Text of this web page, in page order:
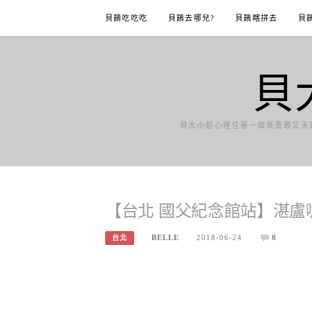
content
貝餚吃吃吃 貝餚去哪兒? 貝餚瞎拼去 貝
貝
貝大小姐心裡住著一個既勇敢又
【台北 國父紀念館站】湛盧
台北 BELLE 2018-06-24 0